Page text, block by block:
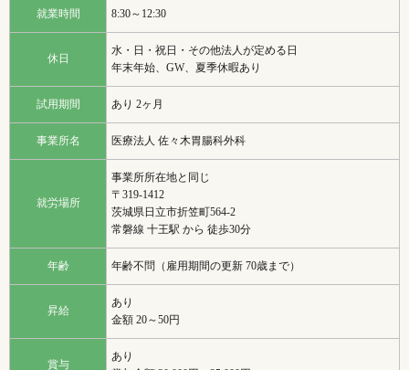
就業時間 8:30～12:30
休日
水・日・祝日・その他法人が定める日
年末年始、GW、夏季休暇あり
試用期間 あり 2ヶ月
事業所名 医療法人 佐々木胃腸科外科
就労場所
事業所所在地と同じ
〒319-1412
茨城県日立市折笠町564-2
常磐線 十王駅 から 徒歩30分
年齢 年齢不問（雇用期間の更新 70歳まで）
昇給
あり
金額 20～50円
賞与
あり